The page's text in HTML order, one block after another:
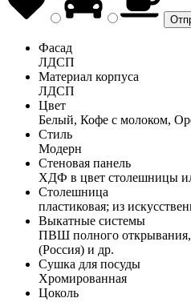
Фасад
ЛДСП
Материал корпуса
ЛДСП
Цвет
Белый, Кофе с молоком,
Стиль
Модерн
Стеновая панель
ХДФ в цвет столешницы
Столешница
пластиковая; из
Выкатные системы
ПВШ полного
(Россия) и др.
Сушка для посуды
Хромированная
Цоколь